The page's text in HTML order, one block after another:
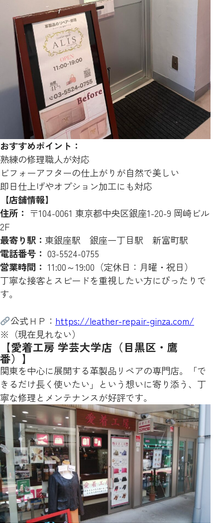
おすすめポイント：
熟練の修理職人が対応
ビフォーアフターの仕上がりが自然で美しい
即日仕上げやオプション加工にも対応
【店舗情報】
住所： 〒104-0061 東京都中央区銀座1-20-9 岡崎ビル
2F
最寄り駅： 東銀座駅 銀座一丁目駅 新富町駅
電話番号： 03-5524-0755
営業時間： 11:00～19:00（定休日：月曜・祝日）
丁寧な接客とスピードを重視したい方にぴったりで
す。
公式ＨＰ： https://leather-repair-ginza.com/
※（現在見れない）
【愛着工房 学芸大学店（目黒区・鷹
番）】
関東を中心に展開する革製品リペアの専門店。「で
きるだけ長く使いたい」という想いに寄り添う、丁
寧な修理とメンテナンスが好評です。